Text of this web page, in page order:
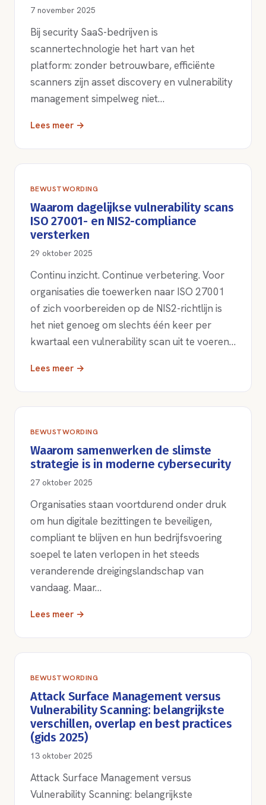
7 november 2025
Bij security SaaS-bedrijven is
scannertechnologie het hart van het
platform: zonder betrouwbare, efficiënte
scanners zijn asset discovery en vulnerability
management simpelweg niet…
Lees meer →
BEWUSTWORDING
Waarom dagelijkse vulnerability scans
ISO 27001- en NIS2-compliance
versterken
29 oktober 2025
Continu inzicht. Continue verbetering. Voor
organisaties die toewerken naar ISO 27001
of zich voorbereiden op de NIS2-richtlijn is
het niet genoeg om slechts één keer per
kwartaal een vulnerability scan uit te voeren…
Lees meer →
BEWUSTWORDING
Waarom samenwerken de slimste
strategie is in moderne cybersecurity
27 oktober 2025
Organisaties staan voortdurend onder druk
om hun digitale bezittingen te beveiligen,
compliant te blijven en hun bedrijfsvoering
soepel te laten verlopen in het steeds
veranderende dreigingslandschap van
vandaag. Maar…
Lees meer →
BEWUSTWORDING
Attack Surface Management versus
Vulnerability Scanning: belangrijkste
verschillen, overlap en best practices
(gids 2025)
13 oktober 2025
Attack Surface Management versus
Vulnerability Scanning: belangrijkste